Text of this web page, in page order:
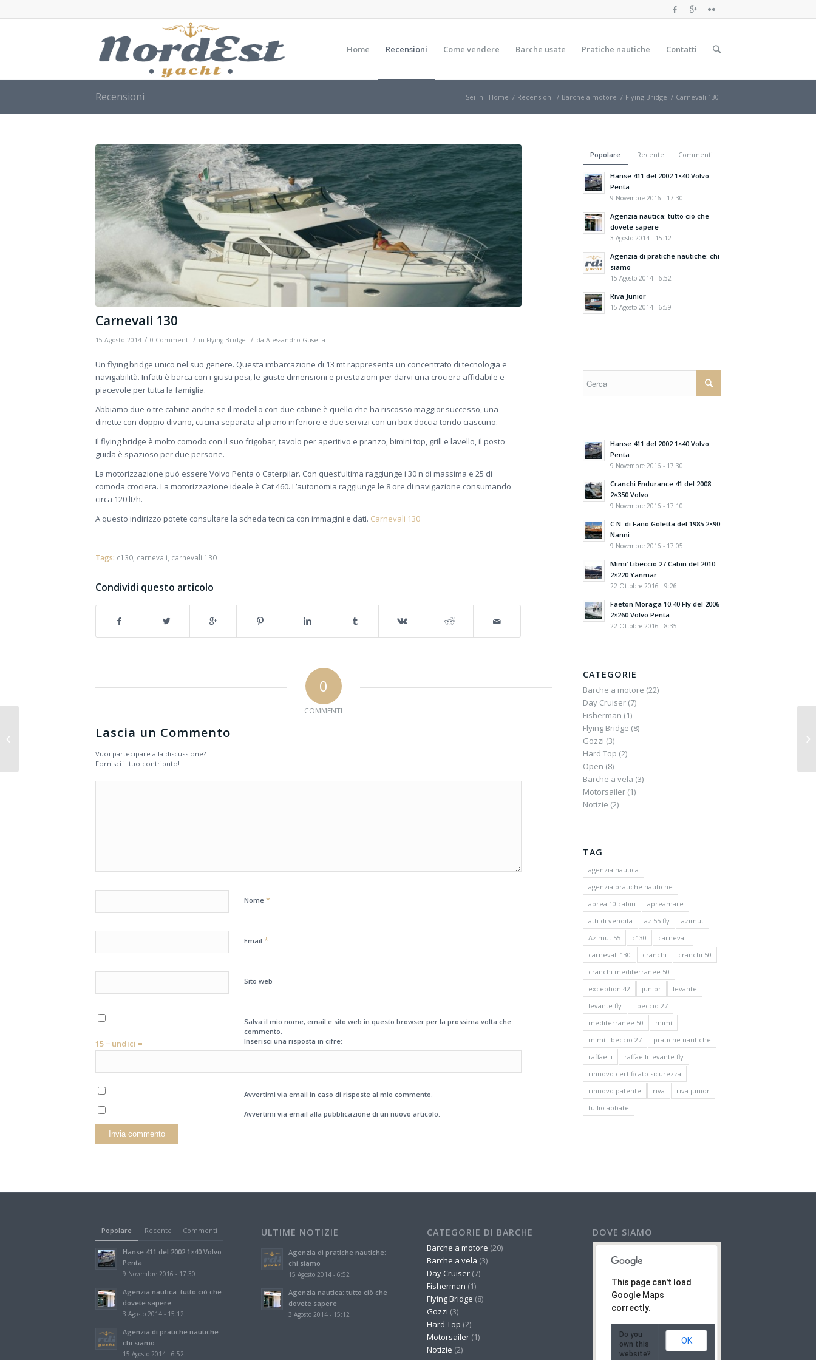
Home Recensioni Come vendere Barche usate Pratiche nautiche Contatti
Recensioni Sei in: Home / Recensioni / Barche a motore / Flying Bridge / Carnevali 130
Carnevali 130
15 Agosto 2014 / 0 Commenti / in Flying Bridge / da Alessandro Gusella
Un flying bridge unico nel suo genere. Questa imbarcazione di 13 mt rappresenta un concentrato di tecnologia e
navigabilità. Infatti è barca con i giusti pesi, le giuste dimensioni e prestazioni per darvi una crociera affidabile e
piacevole per tutta la famiglia.
Abbiamo due o tre cabine anche se il modello con due cabine è quello che ha riscosso maggior successo, una
dinette con doppio divano, cucina separata al piano inferiore e due servizi con un box doccia tondo ciascuno.
Il flying bridge è molto comodo con il suo frigobar, tavolo per aperitivo e pranzo, bimini top, grill e lavello, il posto
guida è spazioso per due persone.
La motorizzazione può essere Volvo Penta o Caterpilar. Con quest’ultima raggiunge i 30 n di massima e 25 di
comoda crociera. La motorizzazione ideale è Cat 460. L’autonomia raggiunge le 8 ore di navigazione consumando
circa 120 lt/h.
A questo indirizzo potete consultare la scheda tecnica con immagini e dati. Carnevali 130
Tags: c130, carnevali, carnevali 130
Condividi questo articolo
0
COMMENTI
Lascia un Commento
Vuoi partecipare alla discussione?
Fornisci il tuo contributo!
Nome *
Email *
Sito web
Salva il mio nome, email e sito web in questo browser per la prossima volta che
commento.
Inserisci una risposta in cifre:
15 − undici =
Avvertimi via email in caso di risposte al mio commento.
Avvertimi via email alla pubblicazione di un nuovo articolo.
Popolare Recente Commenti
Hanse 411 del 2002 1×40 Volvo
Penta
9 Novembre 2016 - 17:30
Agenzia nautica: tutto ciò che
dovete sapere
3 Agosto 2014 - 15:12
Agenzia di pratiche nautiche: chi
siamo
15 Agosto 2014 - 6:52
Riva Junior
15 Agosto 2014 - 6:59
Hanse 411 del 2002 1×40 Volvo
Penta
9 Novembre 2016 - 17:30
Cranchi Endurance 41 del 2008
2×350 Volvo
9 Novembre 2016 - 17:10
C.N. di Fano Goletta del 1985 2×90
Nanni
9 Novembre 2016 - 17:05
Mimi’ Libeccio 27 Cabin del 2010
2×220 Yanmar
22 Ottobre 2016 - 9:26
Faeton Moraga 10.40 Fly del 2006
2×260 Volvo Penta
22 Ottobre 2016 - 8:35
CATEGORIE
Barche a motore (22)
Day Cruiser(7)
Fisherman (1)
Flying Bridge (8)
Gozzi (3)
Hard Top (2)
Open (8)
Barche a vela (3)
Motorsailer(1)
Notizie (2)
TAG
agenzia nautica
agenzia pratiche nautiche
aprea 10 cabin
apreamare
atti di vendita
az 55 fly
azimut
Azimut 55
c130
carnevali
carnevali 130
cranchi
cranchi 50
cranchi mediterranee 50
exception 42
junior
levante
levante fly
libeccio 27
mediterranee 50
mimì
mimì libeccio 27
pratiche nautiche
raffaelli
raffaelli levante fly
rinnovo certificato sicurezza
rinnovo patente
riva
riva junior
tullio abbate
Popolare Recente Commenti
Hanse 411 del 2002 1×40 Volvo
Penta
9 Novembre 2016 - 17:30
Agenzia nautica: tutto ciò che
dovete sapere
3 Agosto 2014 - 15:12
Agenzia di pratiche nautiche:
chi siamo
15 Agosto 2014 - 6:52
ULTIME NOTIZIE
Agenzia di pratiche nautiche:
chi siamo
15 Agosto 2014 - 6:52
Agenzia nautica: tutto ciò che
dovete sapere
3 Agosto 2014 - 15:12
CATEGORIE DI BARCHE
Barche a motore (20)
Barche a vela (3)
Day Cruiser(7)
Fisherman (1)
Flying Bridge (8)
Gozzi (3)
Hard Top (2)
Motorsailer(1)
Notizie (2)
DOVE SIAMO
This page can't load
Google Maps
correctly.
Do you
own this
website?
OK